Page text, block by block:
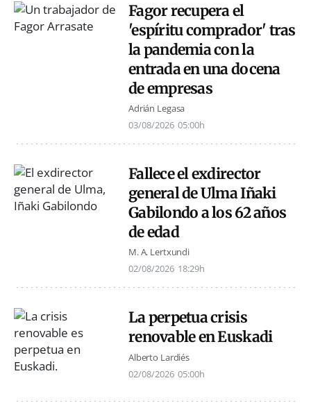
Fagor recupera el
'espíritu comprador' tras
la pandemia con la
entrada en una docena
de empresas
Adrián Legasa
03/08/2026 05:00h
Fallece el exdirector
general de Ulma Iñaki
Gabilondo a los 62 años
de edad
M. A. Lertxundi
02/08/2026 18:29h
La perpetua crisis
renovable en Euskadi
Alberto Lardiés
02/08/2026 05:00h